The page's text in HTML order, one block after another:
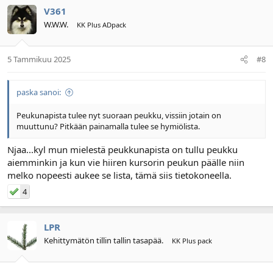
V361
W.W.W. KK Plus ADpack
5 Tammikuu 2025 #8
paska sanoi:
Peukunapista tulee nyt suoraan peukku, vissiin jotain on
muuttunu? Pitkään painamalla tulee se hymiölista.
Njaa...kyl mun mielestä peukkunapista on tullu peukku
aiemminkin ja kun vie hiiren kursorin peukun päälle niin
melko nopeesti aukee se lista, tämä siis tietokoneella.
4
LPR
Kehittymätön tillin tallin tasapää. KK Plus pack